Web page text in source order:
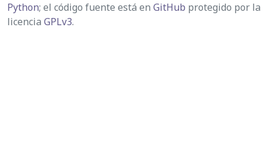
Python; el código fuente está en GitHub protegido por la
licencia GPLv3.